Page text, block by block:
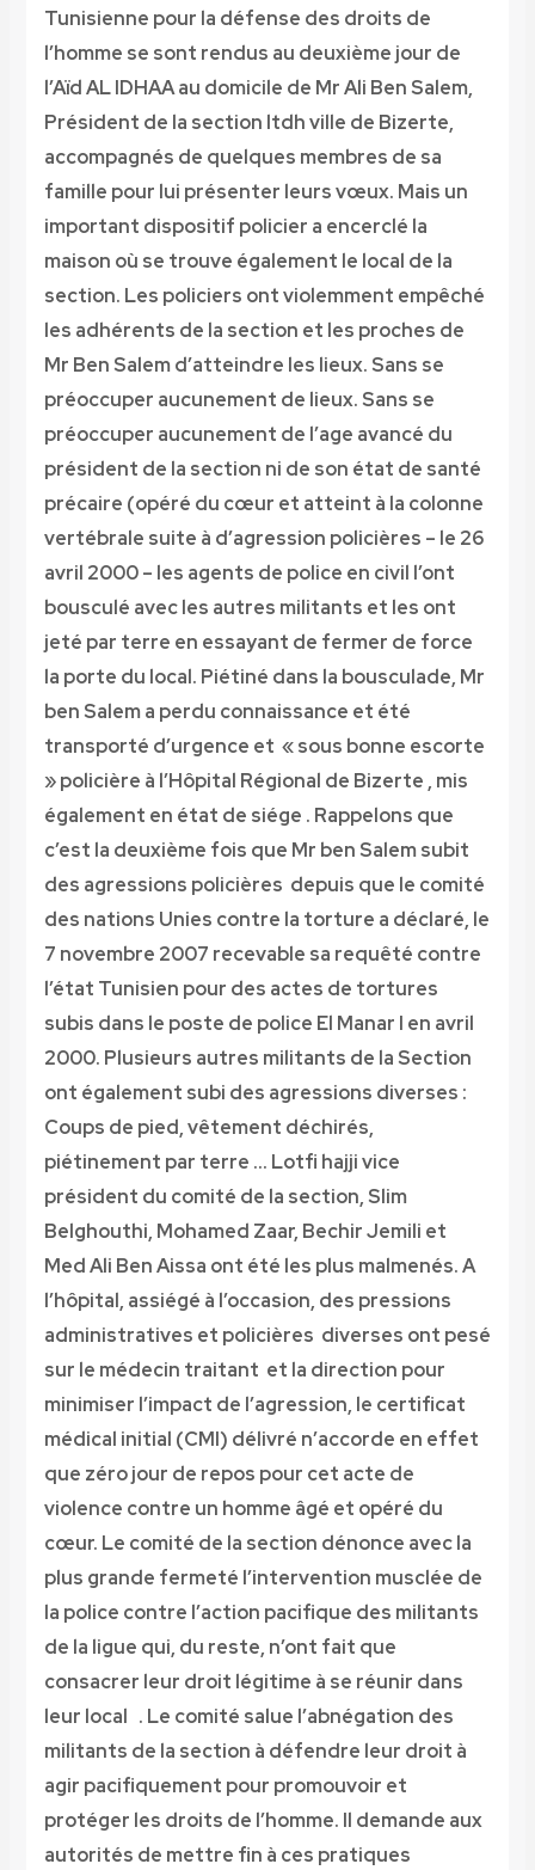
Tunisienne pour la défense des droits de
l’homme se sont rendus au deuxième jour de
l’Aïd AL IDHAA au domicile de Mr Ali Ben Salem,
Président de la section ltdh ville de Bizerte,
accompagnés de quelques membres de sa
famille pour lui présenter leurs vœux. Mais un
important dispositif policier a encerclé la
maison où se trouve également le local de la
section. Les policiers ont violemment empêché
les adhérents de la section et les proches de
Mr Ben Salem d’atteindre les lieux. Sans se
préoccuper aucunement de lieux. Sans se
préoccuper aucunement de l’age avancé du
président de la section ni de son état de santé
précaire (opéré du cœur et atteint à la colonne
vertébrale suite à d’agression policières – le 26
avril 2000 – les agents de police en civil l’ont
bousculé avec les autres militants et les ont
jeté par terre en essayant de fermer de force
la porte du local. Piétiné dans la bousculade, Mr
ben Salem a perdu connaissance et été
transporté d’urgence et « sous bonne escorte
»policière à l’Hôpital Régional de Bizerte , mis
également en état de siége . Rappelons que
c’est la deuxième fois que Mr ben Salem subit
des agressions policières depuis que le comité
des nations Unies contre la torture a déclaré, le
7 novembre 2007 recevable sa requêté contre
l’état Tunisien pour des actes de tortures
subis dans le poste de police El Manar I en avril
2000. Plusieurs autres militants de la Section
ont également subi des agressions diverses :
Coups de pied, vêtement déchirés,
piétinement par terre … Lotfi hajji vice
président du comité de la section, Slim
Belghouthi, Mohamed Zaar, Bechir Jemili et
Med Ali Ben Aissa ont été les plus malmenés. A
l’hôpital, assiégé à l’occasion, des pressions
administratives et policières diverses ont pesé
sur le médecin traitant et la direction pour
minimiser l’impact de l’agression, le certificat
médical initial (CMI) délivré n’accorde en effet
que zéro jour de repos pour cet acte de
violence contre un homme âgé et opéré du
cœur. Le comité de la section dénonce avec la
plus grande fermeté l’intervention musclée de
la police contre l’action pacifique des militants
de la ligue qui, du reste, n’ont fait que
consacrer leur droit légitime à se réunir dans
leur local . Le comité salue l’abnégation des
militants de la section à défendre leur droit à
agir pacifiquement pour promouvoir et
protéger les droits de l’homme. Il demande aux
autorités de mettre fin à ces pratiques